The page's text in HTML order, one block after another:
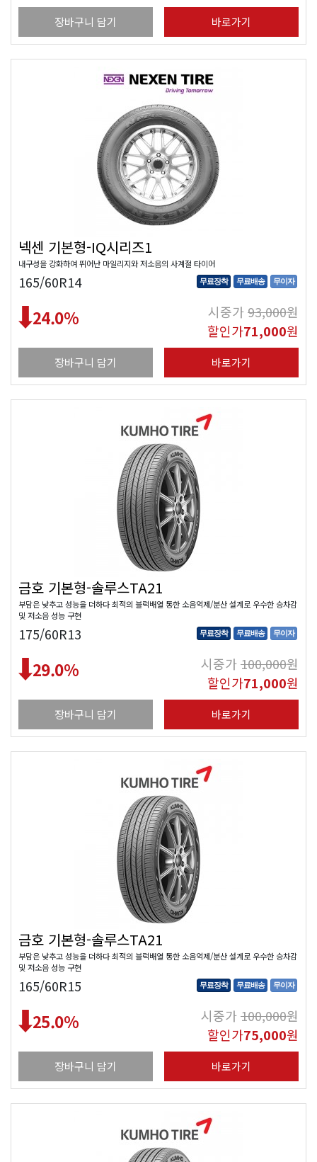
장바구니 담기 바로가기
넥센 기본형-IQ시리즈1
내구성을 강화하여 뛰어난 마일리지와 저소음의 사계절 타이어
165/60R14 무료장착 무료배송 무이자
24.0% 시중가93,000원
할인가71,000원
장바구니 담기 바로가기
금호 기본형-솔루스TA21
부담은 낮추고 성능을 더하다 최적의 블럭배열 통한 소음억제/분산 설계로 우수한 승차감
및 저소음 성능 구현
175/60R13 무료장착 무료배송 무이자
29.0% 시중가100,000원
할인가71,000원
장바구니 담기 바로가기
금호 기본형-솔루스TA21
부담은 낮추고 성능을 더하다 최적의 블럭배열 통한 소음억제/분산 설계로 우수한 승차감
및 저소음 성능 구현
165/60R15 무료장착 무료배송 무이자
25.0% 시중가100,000원
할인가75,000원
장바구니 담기 바로가기